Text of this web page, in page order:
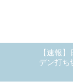
【速報
デン打ち